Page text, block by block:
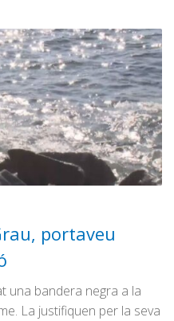
portaveu
una bandera negra a la
La justifiquen per la seva